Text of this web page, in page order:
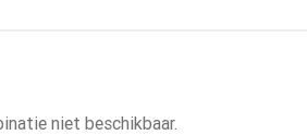
niet beschikbaar.